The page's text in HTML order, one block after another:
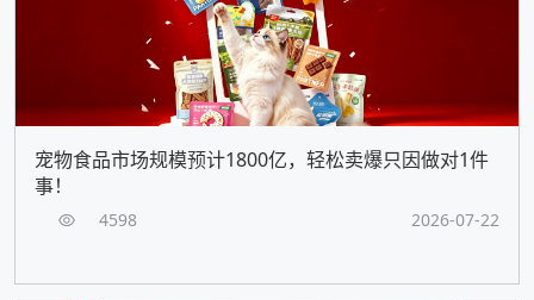
宠物食品市场规模预计1800亿，轻松卖爆只因做对1件
事！
4598 2026-07-22